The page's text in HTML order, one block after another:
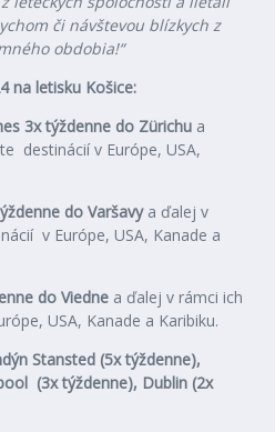
či návštevou blízkych z
obdobia!“
na letisku Košice:
3x týždenne do Zürichu a
destinácií v Európe, USA,
do Varšavy a ďalej v
v Európe, USA, Kanade a
do Viedne a ďalej v rámci ich
USA, Kanade a Karibiku.
Stansted (5x týždenne),
(3x týždenne), Dublin (2x